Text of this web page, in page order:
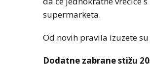
supermarketa.
Od novih pravila izuzete
Dodatne zabrane stižu